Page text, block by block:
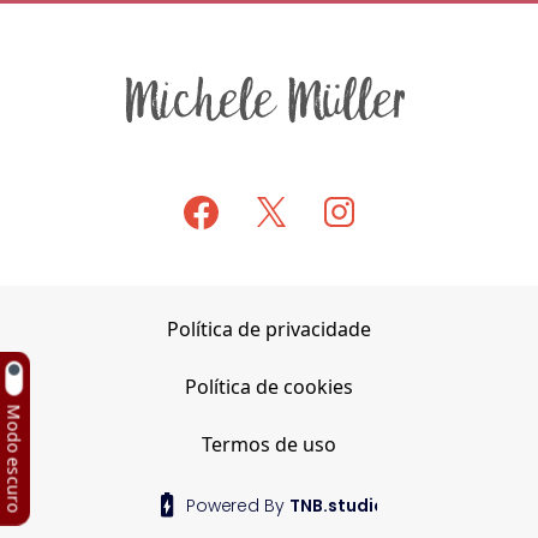
Modo escuro
Política de privacidade
Política de cookies
Termos de uso
Powered By TNB.studio